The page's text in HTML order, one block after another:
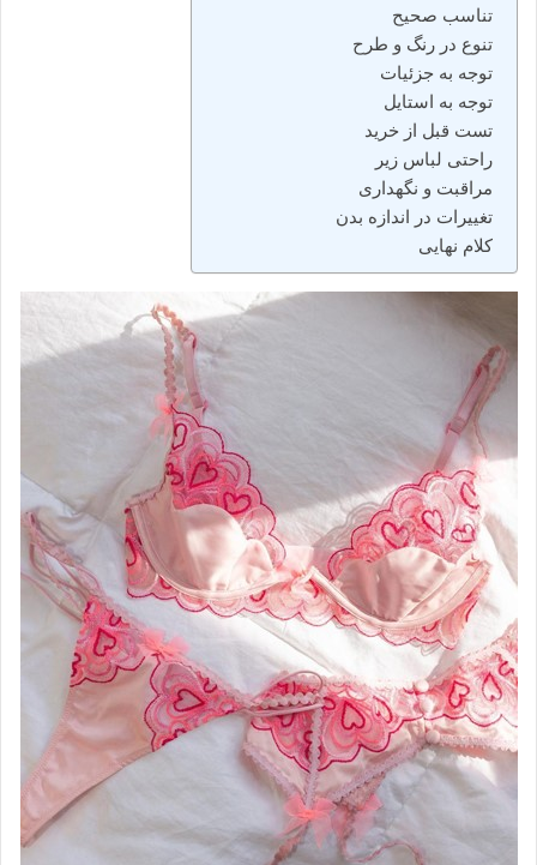
تناسب صحیح
تنوع در رنگ و طرح
توجه به جزئیات
توجه به استایل
تست قبل از خرید
راحتی لباس زیر
مراقبت و نگهداری
تغییرات در اندازه بدن
کلام نهایی